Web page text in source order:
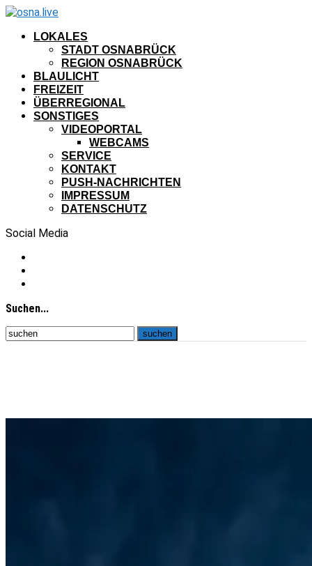
LOKALES
STADT OSNABRÜCK
REGION OSNABRÜCK
BLAULICHT
FREIZEIT
ÜBERREGIONAL
SONSTIGES
VIDEOPORTAL
WEBCAMS
SERVICE
KONTAKT
PUSH-NACHRICHTEN
IMPRESSUM
DATENSCHUTZ
Social Media
Suchen...